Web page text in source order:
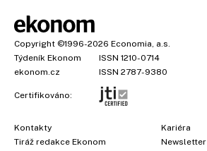
Copyright ©1996-2026 Economia, a.s.
Týdeník Ekonom
ISSN 1210-0714
ekonom.cz
ISSN 2787-9380
Certifikováno:
Kontakty
Tiráž redakce Ekonom
Kariéra
Newsletter